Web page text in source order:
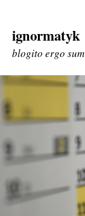
Skip
to
ignormatyk
blogito ergo sum